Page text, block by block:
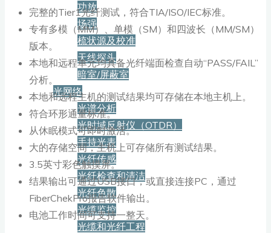
功放
场强
梳状源及校准
天线探头
暗室/屏蔽室
光网络
光谱分析
光时域反射仪（OTDR）
手持光表
光纤传感
光纤检查和清洁
光纤色散
光缆监控
光缆和光纤工程
完整的Tier1光纤测试，符合TIA/ISO/IEC标准。
专有多模（MM）、单模（SM）和四波长（MM/SM）
版本。
本地和远程单元均具备光纤端面检查自动“PASS/FAIL”
分析。
本地和远程主机的测试结果均可存储在本地主机上。
符合环形通量标准。
从休眠模式可即时激活。
大的存储空间，主机上可存储所有测试结果。
3.5英寸彩色触摸屏。
结果输出可通过USB接口，或直接连接PC，通过
FiberChekPro报告软件输出。
电池工作时间可支持一整天。